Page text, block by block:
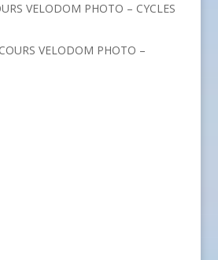
VELODOM PHOTO – CYCLES
VELODOM PHOTO –